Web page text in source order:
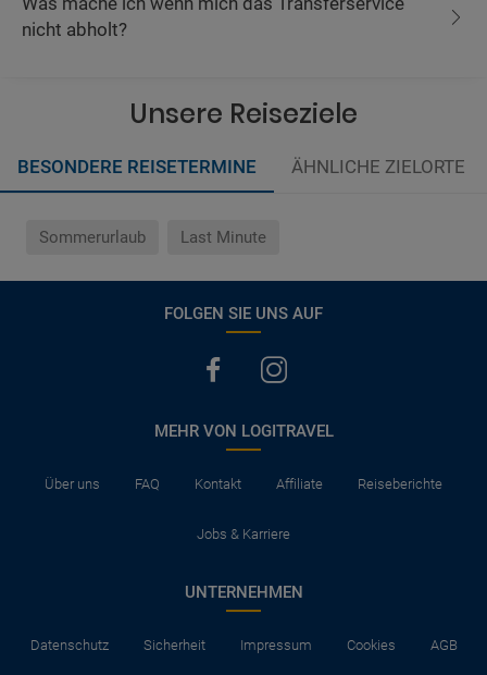
nicht abholt?
Unsere Reiseziele
BESONDERE REISETERMINE ÄHNLICHE ZIELORTE
Sommerurlaub Last Minute
FOLGEN SIE UNS AUF
MEHR VON LOGITRAVEL
Über uns FAQ Kontakt Affiliate Reiseberichte
Jobs & Karriere
UNTERNEHMEN
Datenschutz Sicherheit Impressum Cookies AGB